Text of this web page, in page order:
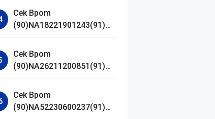
Cek Bpom
(90)NA18221901243(91)25
Serum
Cek Bpom
(90)NA26211200851(91)24
Madagascar Centella
Ampoule Foam
Cek Bpom
(90)NA52230600237(91)09